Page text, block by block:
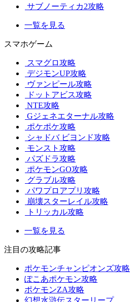
サブノーティカ2攻略
一覧を見る
スマホゲーム
スマグロ攻略
デジモンUP攻略
ヴァンピール攻略
ドットアビス攻略
NTE攻略
Gジェネエターナル攻略
ポケポケ攻略
シャドバ ビヨンド攻略
モンスト攻略
パズドラ攻略
ポケモンGO攻略
グラブル攻略
パワプロアプリ攻略
崩壊スターレイル攻略
トリッカル攻略
一覧を見る
注目の攻略記事
ポケモンチャンピオンズ攻略
ぽこあポケモン攻略
ポケモンZA攻略
幻想水滸伝スターリープ